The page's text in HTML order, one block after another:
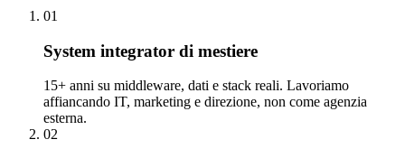
01
System integrator di mestiere
15+ anni su middleware, dati e stack reali. Lavoriamo
affiancando IT, marketing e direzione, non come agenzia
esterna.
02